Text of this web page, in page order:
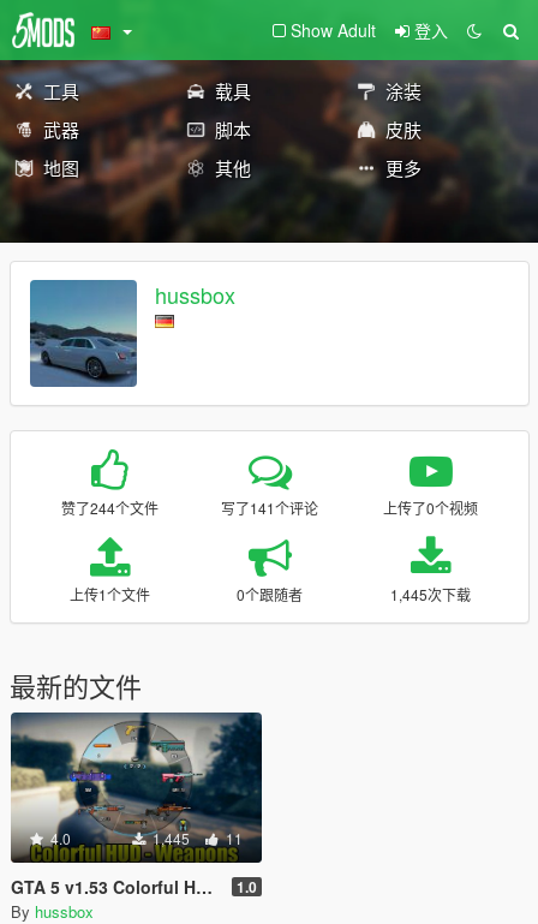
Show Adult 登入
工具 载具
涂装
武器
脚本
皮肤
地图
其他 更多
hussbox
赞了244个文件 写了141个评论 上传了0个视频
上传1个文件 0个跟随者 1,445次下载
最新的文件
4.0 1,445 11
GTA 5 v1.53 Colorful HUD (Weapons) 1.0
By hussbox